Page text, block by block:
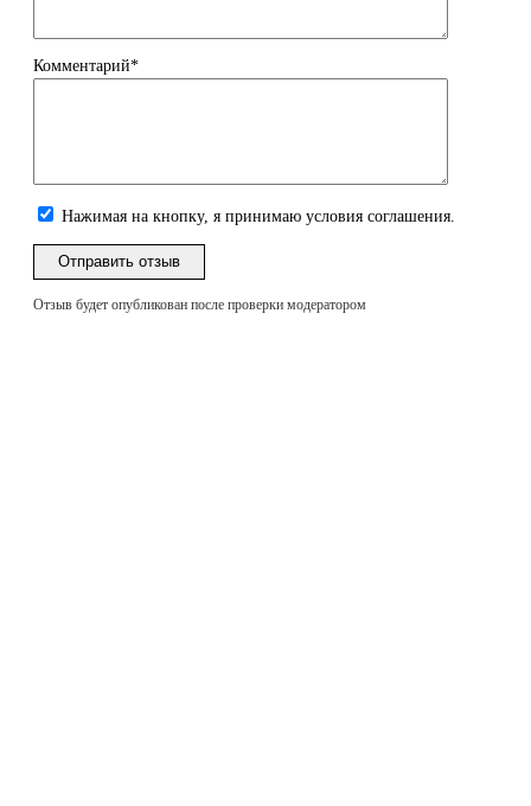
Комментарий*
Нажимая на кнопку, я принимаю условия соглашения.
Отзыв будет опубликован после проверки модератором